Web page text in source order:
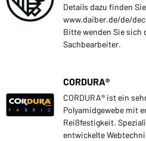
Details dazu finden
www.daiber.de/de/
Bitte wenden Sie sich
Sachbearbeiter.
CORDURA®
CORDURA® ist ein
Polyamidgewebe mit
Reißfestigkeit.
entwickelte